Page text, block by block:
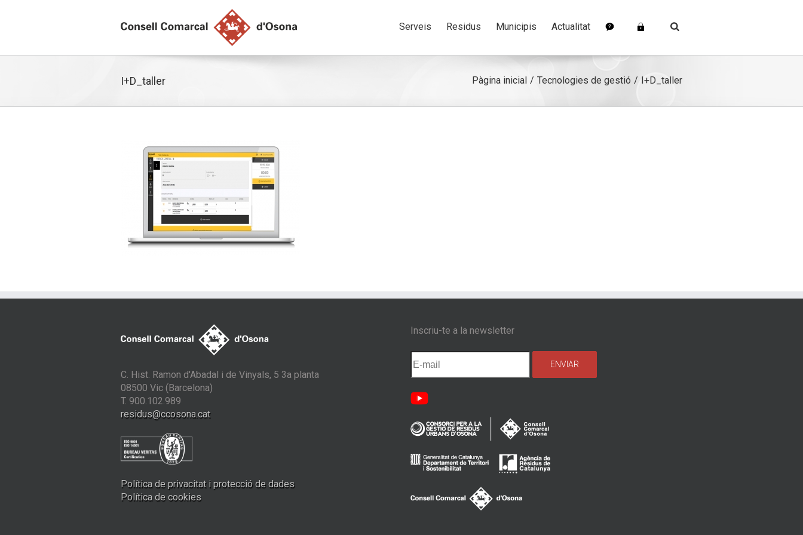
Serveis Residus Municipis Actualitat
I+D_taller Pàgina inicial Tecnologies de gestió I+D_taller
C. Hist. Ramon d'Abadal i de Vinyals, 5 3a planta
08500 Vic (Barcelona)
T. 900.102.989
residus@ccosona.cat
Política de privacitat i protecció de dades
Política de cookies
Inscriu-te a la newsletter